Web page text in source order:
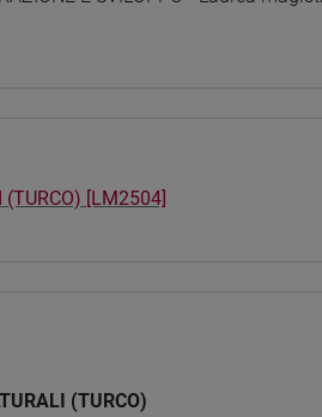
(TURCO) [LM2504]
(TURCO)